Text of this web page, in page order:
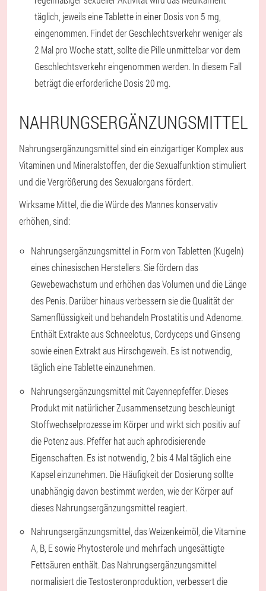
täglich, jeweils eine Tablette in einer Dosis von 5 mg,
eingenommen. Findet der Geschlechtsverkehr weniger als
2 Mal pro Woche statt, sollte die Pille unmittelbar vor dem
Geschlechtsverkehr eingenommen werden. In diesem Fall
beträgt die erforderliche Dosis 20 mg.
NAHRUNGSERGÄNZUNGSMITTEL
Nahrungsergänzungsmittel sind ein einzigartiger Komplex aus
Vitaminen und Mineralstoffen, der die Sexualfunktion stimuliert
und die Vergrößerung des Sexualorgans fördert.
Wirksame Mittel, die die Würde des Mannes konservativ
erhöhen, sind:
Nahrungsergänzungsmittel in Form von Tabletten (Kugeln)
eines chinesischen Herstellers. Sie fördern das
Gewebewachstum und erhöhen das Volumen und die Länge
des Penis. Darüber hinaus verbessern sie die Qualität der
Samenflüssigkeit und behandeln Prostatitis und Adenome.
Enthält Extrakte aus Schneelotus, Cordyceps und Ginseng
sowie einen Extrakt aus Hirschgeweih. Es ist notwendig,
täglich eine Tablette einzunehmen.
Nahrungsergänzungsmittel mit Cayennepfeffer. Dieses
Produkt mit natürlicher Zusammensetzung beschleunigt
Stoffwechselprozesse im Körper und wirkt sich positiv auf
die Potenz aus. Pfeffer hat auch aphrodisierende
Eigenschaften. Es ist notwendig, 2 bis 4 Mal täglich eine
Kapsel einzunehmen. Die Häufigkeit der Dosierung sollte
unabhängig davon bestimmt werden, wie der Körper auf
dieses Nahrungsergänzungsmittel reagiert.
Nahrungsergänzungsmittel, das Weizenkeimöl, die Vitamine
A, B, E sowie Phytosterole und mehrfach ungesättigte
Fettsäuren enthält. Das Nahrungsergänzungsmittel
normalisiert die Testosteronproduktion, verbessert die